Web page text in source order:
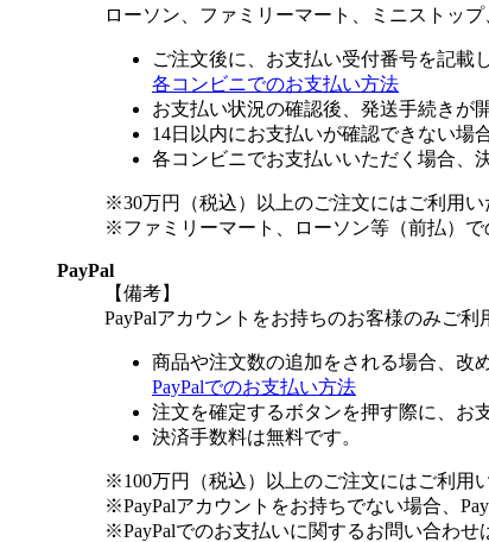
ローソン、ファミリーマート、ミニストッ
ご注文後に、お支払い受付番号を記載
各コンビニでのお支払い方法
お支払い状況の確認後、発送手続きが
14日以内にお支払いが確認できない場
各コンビニでお支払いいただく場合、
※30万円（税込）以上のご注文にはご利用い
※ファミリーマート、ローソン等（前払）
PayPal
【備考】
PayPalアカウントをお持ちのお客様のみご利
商品や注文数の追加をされる場合、改
PayPalでのお支払い方法
注文を確定するボタンを押す際に、お
決済手数料は無料です。
※100万円（税込）以上のご注文にはご利用
※PayPalアカウントをお持ちでない場合、
※PayPalでのお支払いに関するお問い合わせ